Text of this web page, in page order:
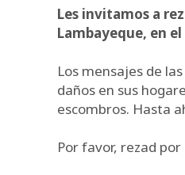
Les invitamos a
Lambayeque, en
Los mensajes de
daños en sus
escombros. Hasta
Por favor, rezad